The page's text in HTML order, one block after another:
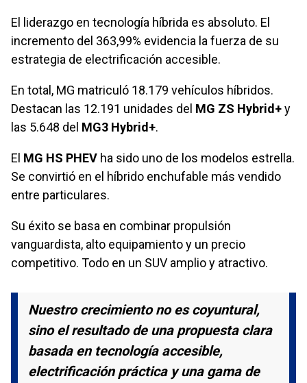
El liderazgo en tecnología híbrida es absoluto. El
incremento del 363,99% evidencia la fuerza de su
estrategia de electrificación accesible.
En total, MG matriculó 18.179 vehículos híbridos.
Destacan las 12.191 unidades del MG ZS Hybrid+y
las 5.648 del MG3 Hybrid+.
El MG HS PHEV ha sido uno de los modelos estrella.
Se convirtió en el híbrido enchufable más vendido
entre particulares.
Su éxito se basa en combinar propulsión
vanguardista, alto equipamiento y un precio
competitivo. Todo en un SUV amplio y atractivo.
Nuestro crecimiento no es coyuntural,
sino el resultado de una propuesta clara
basada en tecnología accesible,
electrificación práctica y una gama de